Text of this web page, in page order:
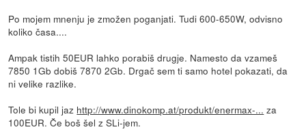
Po mojem mnenju je zmožen poganjati. Tudi 600-650W, odvisno
koliko časa....
Ampak tistih 50EUR lahko porabiš drugje. Namesto da vzameš
7850 1Gb dobiš 7870 2Gb. Drgač sem ti samo hotel pokazati, da
ni velike razlike.
Tole bi kupil jaz http://www.dinokomp.at/produkt/enermax-... za
100EUR. Če boš šel z SLi-jem.